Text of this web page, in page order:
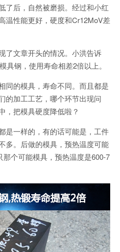
了后，自然被磨损。经过和小红
温性能更好，硬度和Cr12MoV差
了文章开头的情况。小洪告诉
具钢，使用寿命相差2倍以上。
同的模具，寿命不同。而且都是
的加工工艺，哪个环节出现问
，把模具硬度降低啦？
是一样的，有的话可能是，工件
多。后做的模具，预热温度可能
那个可能模具，预热温度是600-7